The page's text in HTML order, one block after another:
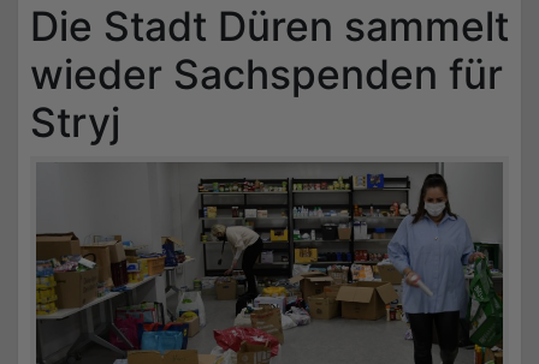
Die Stadt Düren sammelt
wieder Sachspenden für
Stryj